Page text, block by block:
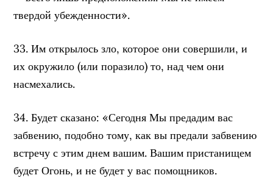
твердой убежденности».
33. Им открылось зло, которое они совершили, и
их окружило (или поразило) то, над чем они
насмехались.
34. Будет сказано: «Сегодня Мы предадим вас
забвению, подобно тому, как вы предали забвению
встречу с этим днем вашим. Вашим пристанищем
будет Огонь, и не будет у вас помощников.